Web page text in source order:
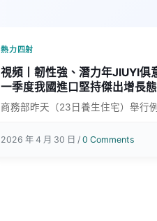
熱力四射
視頻丨韌性強、潛力年JIUYI俱
一季度我國進口堅持傑出增長
商務部昨天（23日養生住宅）舉行
2026 年 4 月 30 日 /0 Comments